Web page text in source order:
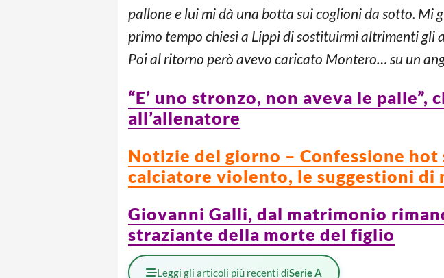
pallone e lui mi dà una botta sui coglioni da sotto. Mi
primo tempo chiesi a Lippi di sostituirmi altrimenti gli
Poi al ritorno però avevo caricato Montero… su un
“E’ uno stronzo, non aveva le
all’allenatore
Notizie del giorno – Confessione hot
calciatore violento, le suggestioni di
Giovanni Galli, dal matrimonio
straziante della morte del figlio
Leggi gli articoli più recenti diSerie A